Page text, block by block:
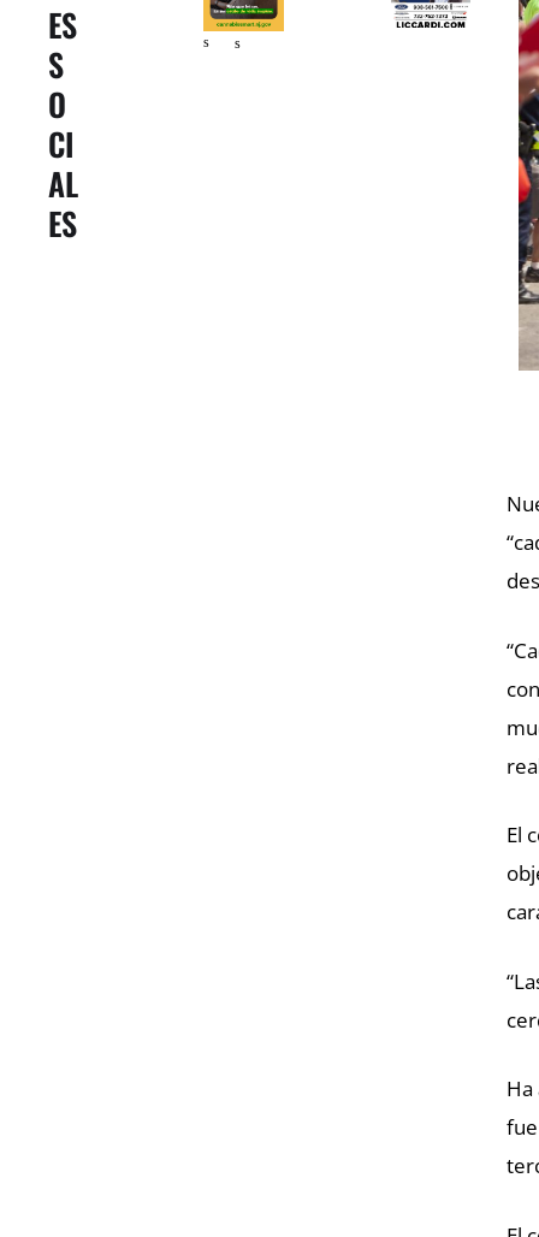
ES
S
O
CI
AL
ES
er
s
er
s
El